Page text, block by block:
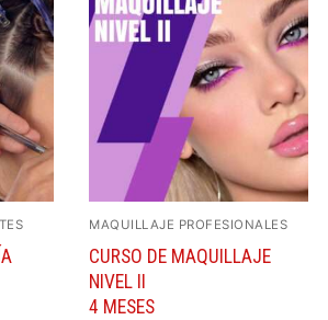
MAQUILLAJE PROFESIONALES
CURSO DE MAQUILLAJE
NIVEL II
4 MESES